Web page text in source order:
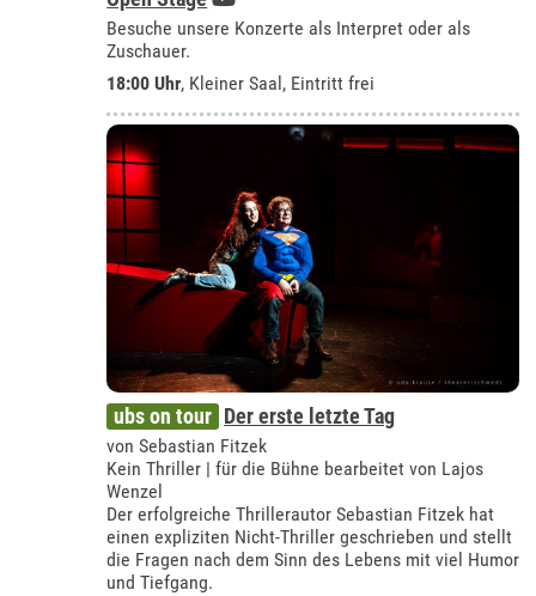
Besuche unsere Konzerte als Interpret oder als
Zuschauer.
18:00 Uhr, Kleiner Saal, Eintritt frei
ubs on tour Der erste letzte Tag
von Sebastian Fitzek
Kein Thriller | für die Bühne bearbeitet von Lajos
Wenzel
Der erfolgreiche Thrillerautor Sebastian Fitzek hat
einen expliziten Nicht-Thriller geschrieben und stellt
die Fragen nach dem Sinn des Lebens mit viel Humor
und Tiefgang.